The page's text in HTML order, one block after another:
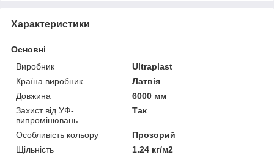
Характеристики
Основні
Виробник
Ultraplast
Країна виробник
Латвія
Довжина
6000 мм
Захист від УФ-
випромінювань
Так
Особливість кольору
Прозорий
Щільність
1.24 кг/м2